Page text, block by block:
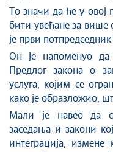
То значи да ће у
бити увећане за више
је први
Он је напоменуо
Предлог закона о
услуга, којим се
како је образложио,
Мали је навео да
заседања и закони
интеграција, измене